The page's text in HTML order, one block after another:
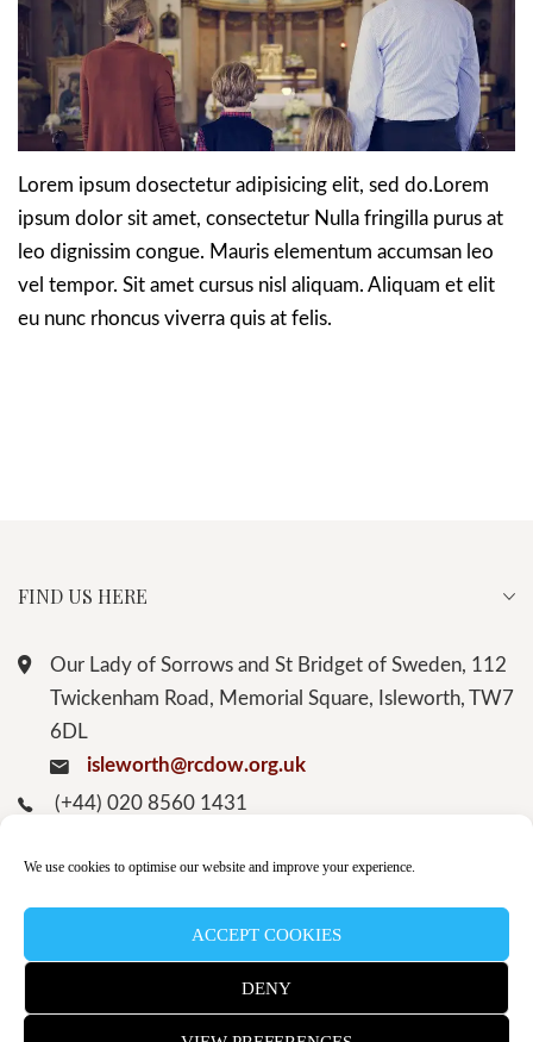
We use cookies to optimise our website and improve your experience.
ACCEPT COOKIES
DENY
Lorem ipsum dosectetur adipisicing elit, sed do.Lorem
ipsum dolor sit amet, consectetur Nulla fringilla purus at
leo dignissim congue. Mauris elementum accumsan leo
vel tempor. Sit amet cursus nisl aliquam. Aliquam et elit
eu nunc rhoncus viverra quis at felis.
FIND US HERE
Our Lady of Sorrows and St Bridget of Sweden, 112
Twickenham Road, Memorial Square, Isleworth, TW7
6DL
isleworth@rcdow.org.uk
(+44) 020 8560 1431
LINKS
SUBSCRIBE TO THE WEEKLY NEWSLETTER